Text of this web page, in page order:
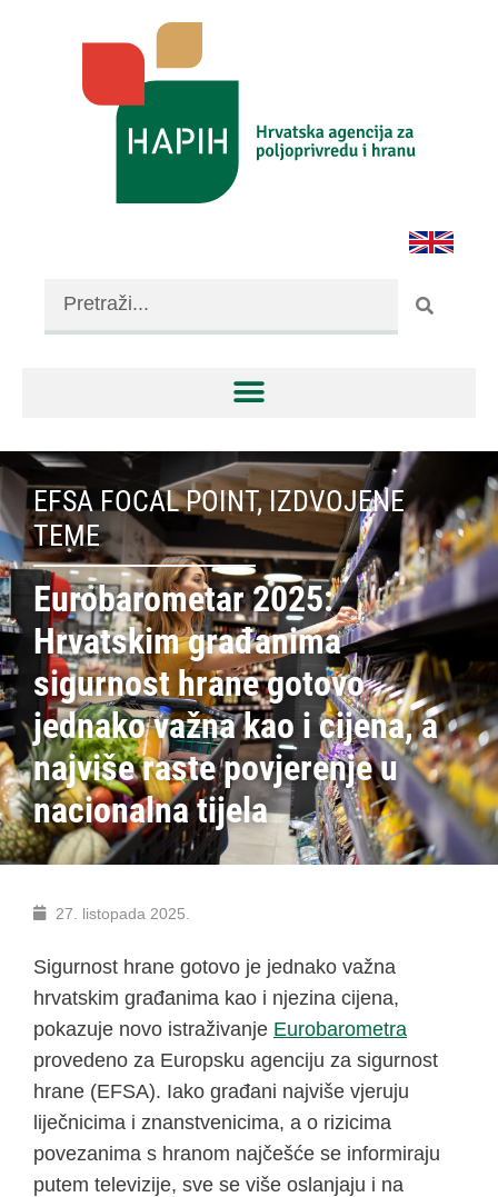
EFSA FOCAL POINT,IZDVOJENE
TEME
Eurobarometar 2025:
Hrvatskim građanima
sigurnost hrane gotovo
jednako važna kao i cijena, a
najviše raste povjerenje u
nacionalna tijela
27. listopada 2025.
Sigurnost hrane gotovo je jednako važna
hrvatskim građanima kao i njezina cijena,
pokazuje novo istraživanje Eurobarometra
provedeno za Europsku agenciju za sigurnost
hrane (EFSA). Iako građani najviše vjeruju
liječnicima i znanstvenicima, a o rizicima
povezanima s hranom najčešće se informiraju
putem televizije, sve se više oslanjaju i na